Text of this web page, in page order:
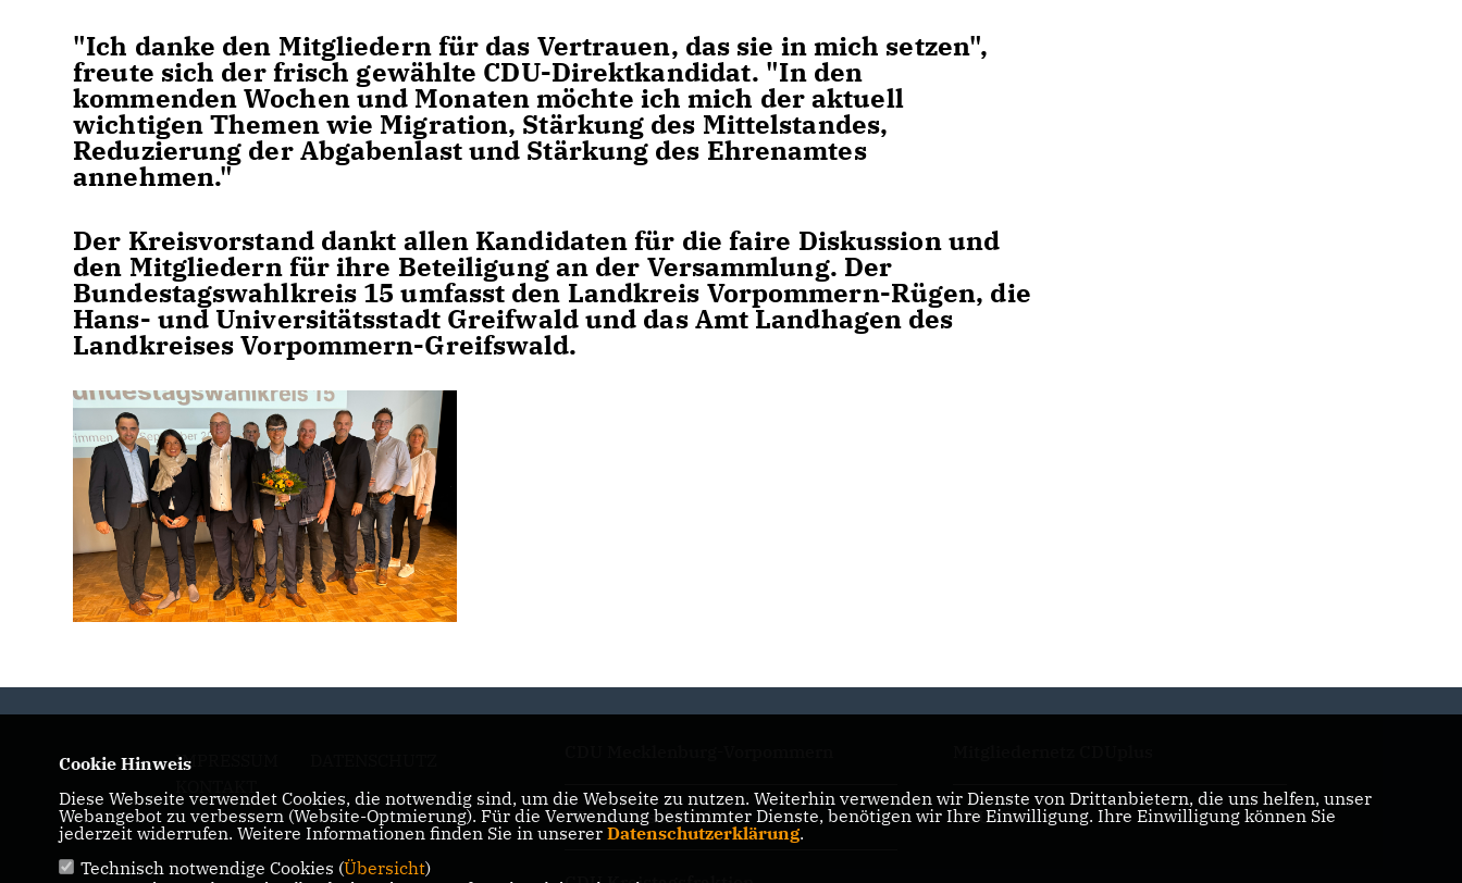
"Ich danke den Mitgliedern für das Vertrauen, das sie in mich setzen",
freute sich der frisch gewählte CDU-Direktkandidat. "In den
kommenden Wochen und Monaten möchte ich mich der aktuell
wichtigen Themen wie Migration, Stärkung des Mittelstandes,
Reduzierung der Abgabenlast und Stärkung des Ehrenamtes
annehmen."
Der Kreisvorstand dankt allen Kandidaten für die faire Diskussion und
den Mitgliedern für ihre Beteiligung an der Versammlung. Der
Bundestagswahlkreis 15 umfasst den Landkreis Vorpommern-Rügen, die
Hans- und Universitätsstadt Greifwald und das Amt Landhagen des
Landkreises Vorpommern-Greifswald.
IMPRESSUM
KONTAKT
CDU Deutschlands CDU.TV
Cookie Hinweis
Diese Webseite verwendet Cookies, die notwendig sind, um die Webseite zu nutzen. Weiterhin verwenden wir Dienste von Drittanbietern, die uns helfen, unser
Webangebot zu verbessern (Website-Optmierung). Für die Verwendung bestimmter Dienste, benötigen wir Ihre Einwilligung. Ihre Einwilligung können Sie
jederzeit widerrufen. Weitere Informationen finden Sie in unserer Datenschutzerklärung.
Technisch notwendige Cookies (Übersicht)